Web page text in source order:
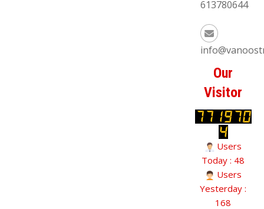
613780644
Our
Visitor
Users
Today : 48
Users
Yesterday :
168